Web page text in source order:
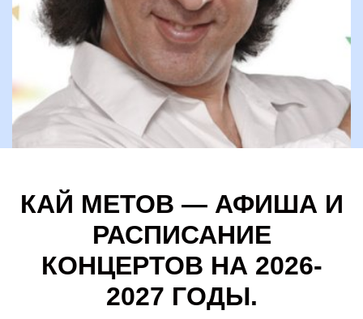
КАЙ МЕТОВ — АФИША И
РАСПИСАНИЕ
КОНЦЕРТОВ НА 2026-
2027 ГОДЫ.